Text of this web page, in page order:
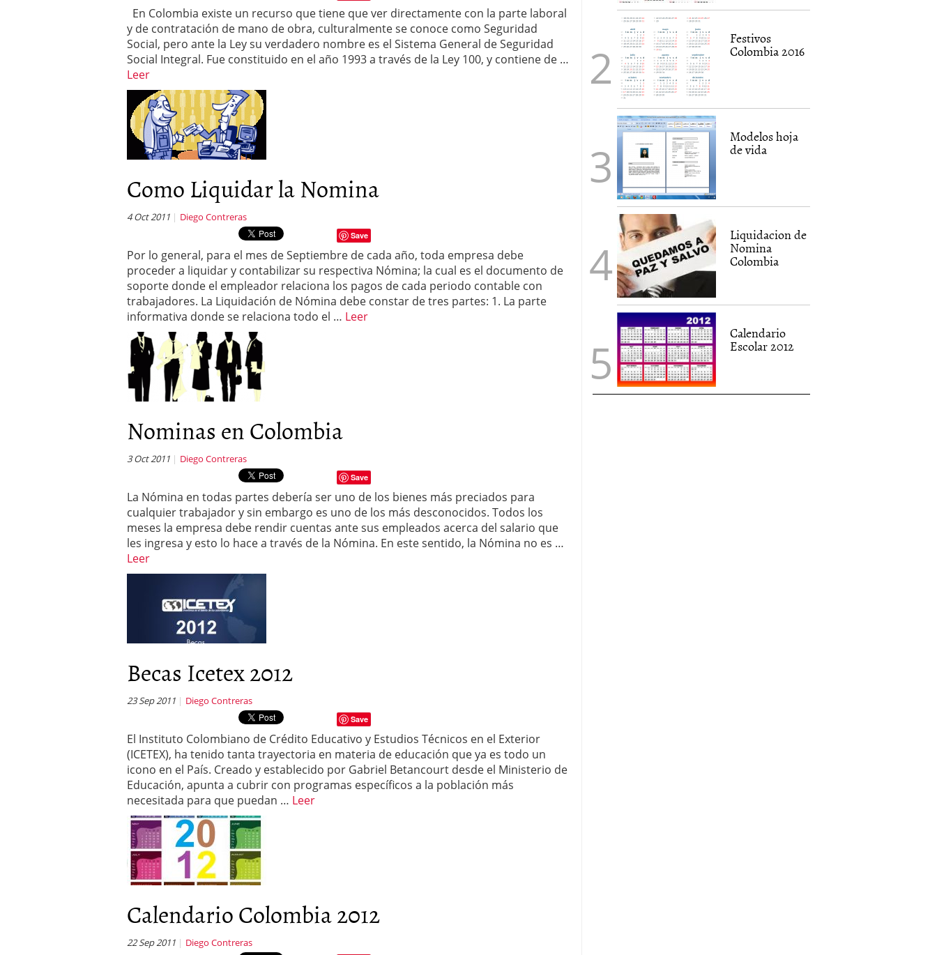
En Colombia existe un recurso que tiene que ver directamente con la parte laboral
y de contratación de mano de obra, culturalmente se conoce como Seguridad
Social, pero ante la Ley su verdadero nombre es el Sistema General de Seguridad
Social Integral. Fue constituido en el año 1993 a través de la Ley 100, y contiene de …
Leer
Como Liquidar la Nomina
4 Oct 2011 Diego Contreras
Save
Por lo general, para el mes de Septiembre de cada año, toda empresa debe
proceder a liquidar y contabilizar su respectiva Nómina; la cual es el documento de
soporte donde el empleador relaciona los pagos de cada periodo contable con
trabajadores. La Liquidación de Nómina debe constar de tres partes: 1. La parte
informativa donde se relaciona todo el … Leer
Nominas en Colombia
3 Oct 2011 Diego Contreras
Save
La Nómina en todas partes debería ser uno de los bienes más preciados para
cualquier trabajador y sin embargo es uno de los más desconocidos. Todos los
meses la empresa debe rendir cuentas ante sus empleados acerca del salario que
les ingresa y esto lo hace a través de la Nómina. En este sentido, la Nómina no es …
Leer
Becas Icetex 2012
23 Sep 2011 Diego Contreras
Save
El Instituto Colombiano de Crédito Educativo y Estudios Técnicos en el Exterior
(ICETEX), ha tenido tanta trayectoria en materia de educación que ya es todo un
icono en el País. Creado y establecido por Gabriel Betancourt desde el Ministerio de
Educación, apunta a cubrir con programas específicos a la población más
necesitada para que puedan … Leer
Calendario Colombia 2012
22 Sep 2011 Diego Contreras
Festivos
Colombia 2016
Modelos hoja
de vida
Liquidacion de
Nomina
Colombia
Calendario
Escolar 2012